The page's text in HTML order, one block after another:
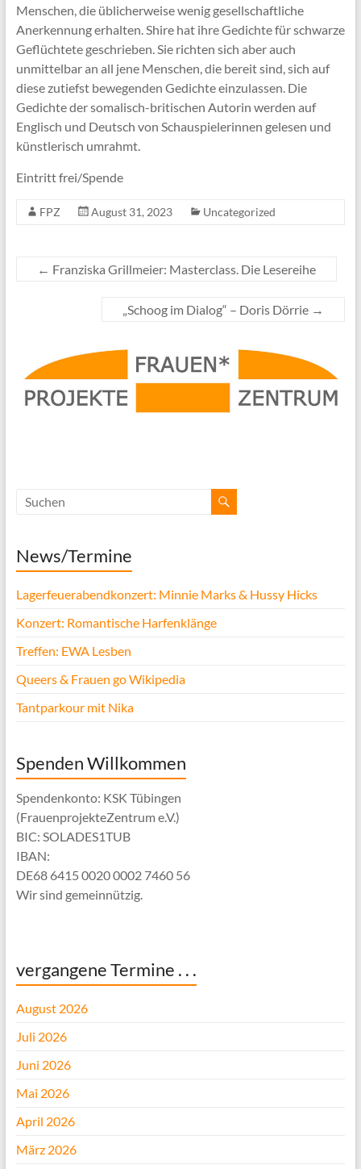
Menschen, die üblicherweise wenig gesellschaftliche
Anerkennung erhalten. Shire hat ihre Gedichte für schwarze
Geflüchtete geschrieben. Sie richten sich aber auch
unmittelbar an all jene Menschen, die bereit sind, sich auf
diese zutiefst bewegenden Gedichte einzulassen. Die
Gedichte der somalisch-britischen Autorin werden auf
Englisch und Deutsch von Schauspielerinnen gelesen und
künstlerisch umrahmt.
Eintritt frei/Spende
FPZ August 31, 2023 Uncategorized
← Franziska Grillmeier: Masterclass. Die Lesereihe
„Schoog im Dialog“ – Doris Dörrie →
News/Termine
Lagerfeuerabendkonzert: Minnie Marks & Hussy Hicks
Konzert: Romantische Harfenklänge
Treffen: EWA Lesben
Queers & Frauen go Wikipedia
Tantparkour mit Nika
Spenden Willkommen
Spendenkonto: KSK Tübingen
(FrauenprojekteZentrum e.V.)
BIC: SOLADES1TUB
IBAN:
DE68 6415 0020 0002 7460 56
Wir sind gemeinnützig.
vergangene Termine . . .
August 2026
Juli 2026
Juni 2026
Mai 2026
April 2026
März 2026